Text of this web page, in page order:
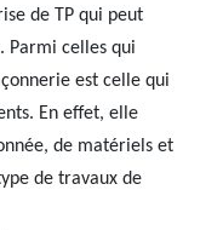
de TP qui peut
Parmi celles qui
est celle qui
En effet, elle
de matériels et
de travaux de